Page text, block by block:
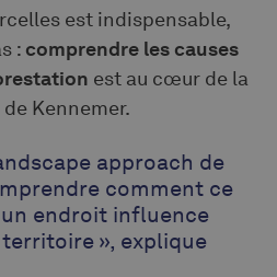
est indispensable,
: comprendre les causes
est au cœur de la
Kennemer.
approach de
comment ce
un endroit influence
», explique